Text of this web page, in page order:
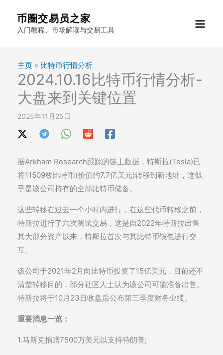
币圈交易员之家
入门教程、市场解读与交易工具
主页 » 比特币行情分析
2024.10.16比特币行情分析-
大盘来到关键位置
2025年11月25日
据Arkham Research跟踪的链上数据，特斯拉(Tesla)已
将11509枚比特币(价值约7.7亿美元)转移到新地址，这似
乎是该公司持有的全部比特币储备。
这些转移在过去一个小时内进行，在这些代币转移之前，
特斯拉进行了六次测试交易，这是自2022年特斯拉出售
其大部分资产以来，特斯拉首次与其比特币钱包进行交
互。
该公司于2021年2月向比特币投资了15亿美元，目前还不
清楚转移目的，部分社区人士认为该公司可能准备出售。
特斯拉将于10月23日收盘后公布第三季度财务业绩。
重要消息一览：
1.马斯克捐赠7500万美元以支持特朗普;